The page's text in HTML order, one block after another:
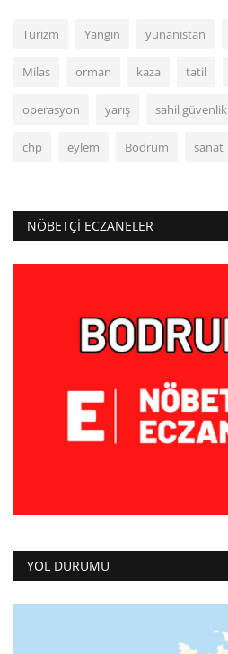
Turizm Yangın yunanistan
Milas orman kaza tatil
operasyon yarış sahil güvenlik
chp eylem Bodrum sanat
NÖBETÇI ECZANELER
YOL DURUMU